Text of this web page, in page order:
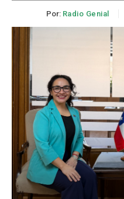
Por: Radio Genial